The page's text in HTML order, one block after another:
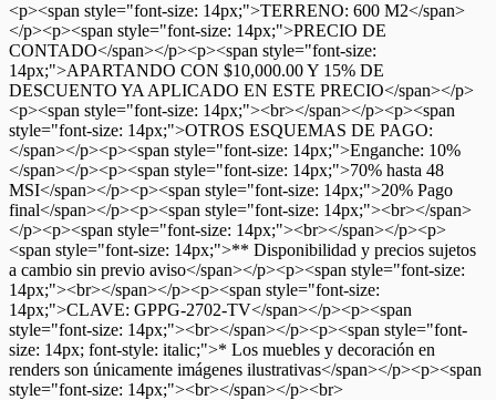
<p><span style="font-size: 14px;">TERRENO: 600 M2</span>
</p><p><span style="font-size: 14px;">PRECIO DE
CONTADO</span></p><p><span style="font-size:
14px;">APARTANDO CON $10,000.00 Y 15% DE
DESCUENTO YA APLICADO EN ESTE PRECIO</span></p>
<p><span style="font-size: 14px;"><br></span></p><p><span
style="font-size: 14px;">OTROS ESQUEMAS DE PAGO:
</span></p><p><span style="font-size: 14px;">Enganche: 10%
</span></p><p><span style="font-size: 14px;">70% hasta 48
MSI</span></p><p><span style="font-size: 14px;">20% Pago
final</span></p><p><span style="font-size: 14px;"><br></span>
</p><p><span style="font-size: 14px;"><br></span></p><p>
<span style="font-size: 14px;">** Disponibilidad y precios sujetos
a cambio sin previo aviso</span></p><p><span style="font-size:
14px;"><br></span></p><p><span style="font-size:
14px;">CLAVE: GPPG-2702-TV</span></p><p><span
style="font-size: 14px;"><br></span></p><p><span style="font-
size: 14px; font-style: italic;">* Los muebles y decoración en
renders son únicamente imágenes ilustrativas</span></p><p><span
style="font-size: 14px;"><br></span></p><br>